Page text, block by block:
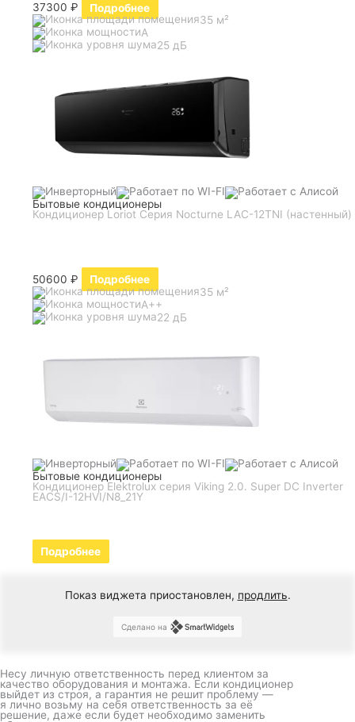
37300₽
Подробнее
35 м²
A
25 дБ
Бытовые кондиционеры
Кондиционер Loriot Серия Nocturne LAC-12TNI (настенный)
50600₽
Подробнее
35 м²
A++
22 дБ
Бытовые кондиционеры
Кондиционер Elektrolux серия Viking 2.0. Super DC Inverter
EACS/I-12HVI/N8_21Y
Подробнее
Показ виджета приостановлен, продлить.
Сделано на
Несу личную ответственность перед клиентом за
качество оборудования и монтажа. Если кондиционер
выйдет из строя, а гарантия не решит проблему —
я лично возьму на себя ответственность за её
решение, даже если будет необходимо заменить